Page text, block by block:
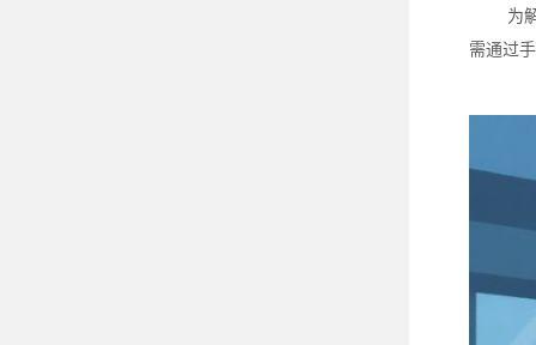
为
需通过